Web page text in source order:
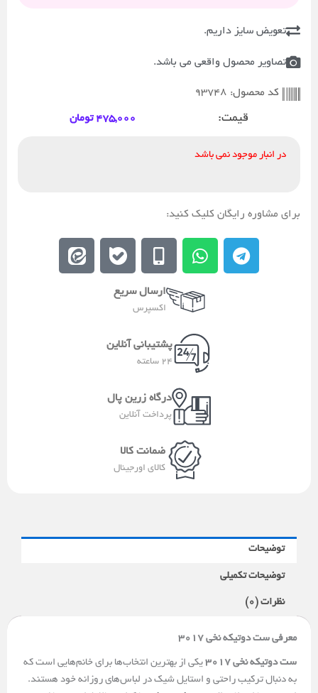
تعویض سایز داریم.
تصاویر محصول واقعی می باشد.
کد محصول: 93748
قیمت: 475,000 تومان
در انبار موجود نمی باشد
برای مشاوره رایگان کلیک کنید:
T
e
W
h
t
s
a
p
p
M
o
i
-
l
t
E
b
l
E
e
ارسال سریع
اکسپرس
پشتیبانی آنلاین
24 ساعته
درگاه زرین پال
پرداخت آنلاین
ضمانت کالا
کالای اورجینال
توضیحات
توضیحات تکمیلی
نظرات (0)
معرفی ست دوتیکه نخی 3017
ست دوتیکه نخی 3017
یکی از بهترین انتخاب‌ها برای خانم‌هایی است که
به دنبال ترکیب راحتی و استایل شیک در لباس‌های روزانه خود هستند.